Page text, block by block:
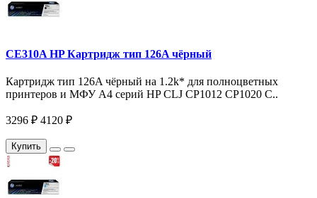
CE310A HP Картридж тип 126A чёрный
Картридж тип 126A чёрный на 1.2k* для полноцветных
принтеров и МФУ A4 серий HP CLJ CP1012 CP1020 C..
3296 ₽ 4120 ₽
Купить